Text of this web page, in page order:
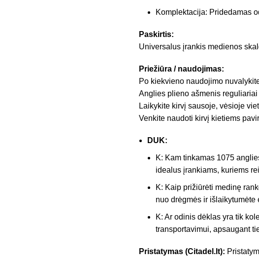
Komplektacija: Pridedamas
Paskirtis:
Universalus įrankis medienos
Priežiūra / naudojimas:
Po kiekvieno naudojimo
Anglies plieno ašmenis
Laikykite kirvį sausoje, vėsioje
Venkite naudoti kirvį kietiems
DUK:
K: Kam tinkamas 1075
idealus įrankiams, kuriems
K: Kaip prižiūrėti medinę
nuo drėgmės ir išlaikytumėte
K: Ar odinis dėklas yra tik
transportavimui, apsaugant
Pristatymas (Citadel.lt):